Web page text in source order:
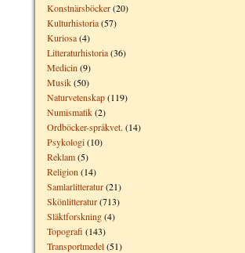
Konstnärsböcker(20)
Kulturhistoria(57)
Kuriosa(4)
Litteraturhistoria(36)
Medicin (9)
Musik(50)
Naturvetenskap(119)
Numismatik(2)
Ordböcker-språkvet. (14)
Psykologi(10)
Reklam(5)
Religion (14)
Samlarlitteratur(21)
Skönlitteratur(713)
Släktforskning(4)
Topografi (143)
Transportmedel(51)